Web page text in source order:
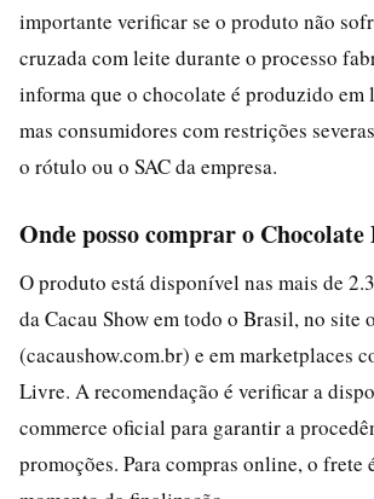
importante verificar se o produto não
cruzada com leite durante o processo
informa que o chocolate é produzido em
mas consumidores com restrições
o rótulo ou o SAC da empresa.
Onde posso comprar o Chocolate
O produto está disponível nas mais de
da Cacau Show em todo o Brasil, no site
(cacaushow.com.br) e em marketplaces
Livre. A recomendação é verificar a
commerce oficial para garantir a
promoções. Para compras online, o frete